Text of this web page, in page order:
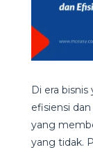
Di era
efisiensi
yang
yang tidak.